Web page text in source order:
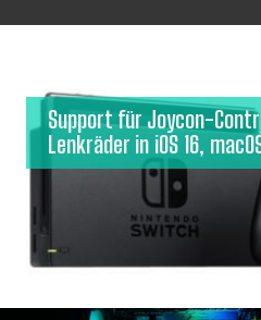
Support für Joycon-
Lenkräder in iOS 16,